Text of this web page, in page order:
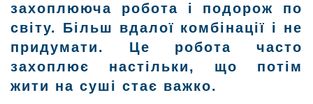
захоплююча робота і подорож по
світу. Більш вдалої комбінації і не
придумати. Це робота часто
захоплює настільки, що потім
жити на суші стає важко.